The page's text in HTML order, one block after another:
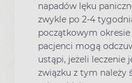
napadów lęku
zwykle po 2-4
początkowym
pacjenci mogą
ustąpi, jeżeli leczenie
związku z tym należy